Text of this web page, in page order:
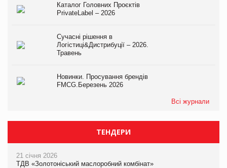
Каталог Головних Проєктів
PrivateLabel – 2026
Сучасні рішення в
Логістиці&Дистрибуції – 2026.
Травень
Новинки. Просування брендів
FMCG.Березень 2026
Всі журнали
ТЕНДЕРИ
21 січня 2026
ТДВ «Золотоніський маслоробний комбінат»